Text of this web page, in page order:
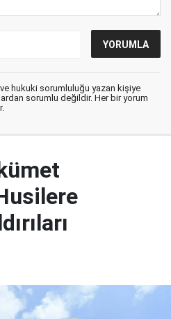
ve hukuki sorumluluğu yazan kişiye
sorumlu değildir. Her bir yorum